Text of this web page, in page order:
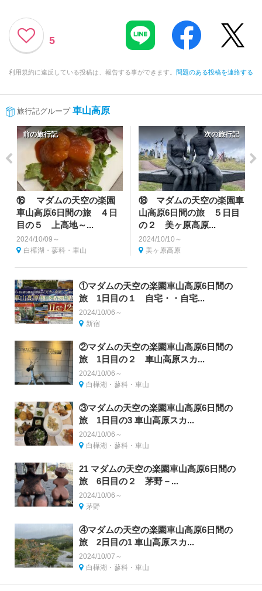
5
利用規約に違反している投稿は、報告する事ができます。 問題のある投稿を連絡する
旅行記グループ 車山高原
前の旅行記
⑯ マダムの天空の楽園
車山高原6日間の旅 ４日
目の５ 上高地～...
2024/10/09～
白樺湖・蓼科・車山
次の旅行記
⑱ マダムの天空の楽園車
山高原6日間の旅 ５日目
の２ 美ヶ原高原...
2024/10/10～
美ヶ原高原
①マダムの天空の楽園車山高原6日間の
旅 1日目の１ 自宅・・自宅...
2024/10/06～
新宿
②マダムの天空の楽園車山高原6日間の
旅 1日目の２ 車山高原スカ...
2024/10/06～
白樺湖・蓼科・車山
③マダムの天空の楽園車山高原6日間の
旅 1日目の3 車山高原スカ...
2024/10/06～
白樺湖・蓼科・車山
21 マダムの天空の楽園車山高原6日間の
旅 6日目の２ 茅野－...
2024/10/06～
茅野
④マダムの天空の楽園車山高原6日間の
旅 2日目の1 車山高原スカ...
2024/10/07～
白樺湖・蓼科・車山